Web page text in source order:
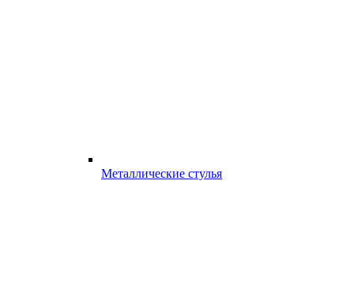
Металлические стулья